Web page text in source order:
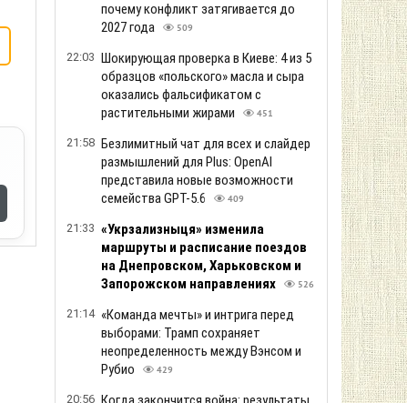
почему конфликт затягивается до
2027 года
509
22:03 Шокирующая проверка в Киеве: 4 из 5
образцов «польского» масла и сыра
оказались фальсификатом с
растительными жирами
451
21:58 Безлимитный чат для всех и слайдер
размышлений для Plus: OpenAI
представила новые возможности
семейства GPT-5.6
409
21:33 «Укрзализныця» изменила
маршруты и расписание поездов
на Днепровском, Харьковском и
Запорожском направлениях
526
21:14 «Команда мечты» и интрига перед
выборами: Трамп сохраняет
неопределенность между Вэнсом и
Рубио
429
20:56